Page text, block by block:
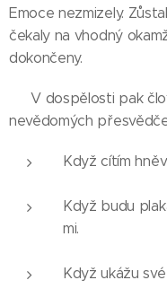
Emoce nezmizely.
čekaly na vhodný
dokončeny.
👉 V dospělosti pak
nevědomých
Když cítím
Když budu
mi.
Když ukážu